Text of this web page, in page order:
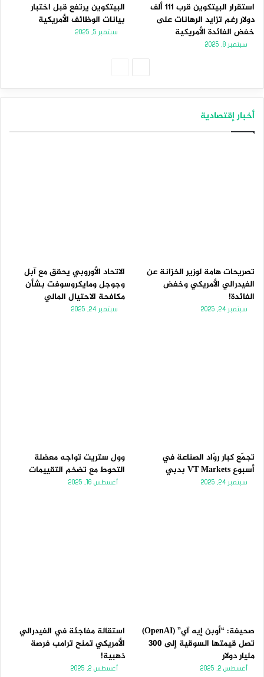
استقرار البيتكوين قرب 111 ألف
دولار رغم تزايد الرهانات على
خفض الفائدة الأمريكية
سبتمبر 8, 2025
البيتكوين يرتفع قبل اختبار
بيانات الوظائف الأمريكية
سبتمبر 5, 2025
أخبار إقتصادية
تصريحات هامة لوزير الخزانة عن
الفيدرالي الأمريكي وخفض
الفائدة!
سبتمبر 24, 2025
الاتحاد الأوروبي يحقق مع آبل
وجوجل ومايكروسوفت بشأن
مكافحة الاحتيال المالي
سبتمبر 24, 2025
تجمّع كبار روّاد الصناعة في
أسبوع VT Markets بدبي
سبتمبر 24, 2025
وول ستريت تواجه معضلة
التحوط مع تضخم التقييمات
أغسطس 16, 2025
صحيفة: “أوبن إيه آي” (OpenAI)
تصل قيمتها السوقية إلى 300
مليار دولار
أغسطس 2, 2025
استقالة مفاجئة في الفيدرالي
الأمريكي تمنح ترامب فرصة
ذهبية!
أغسطس 2, 2025